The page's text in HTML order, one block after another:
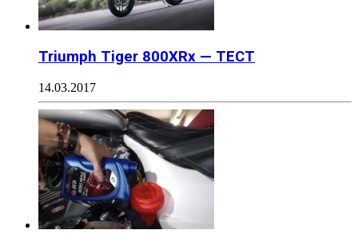
Triumph Tiger 800XRx — ТЕСТ
14.03.2017